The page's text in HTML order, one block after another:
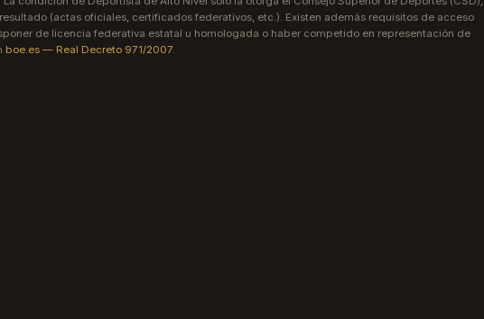
(actas oficiales, certificados federativos, etc.). Existen además requisitos de acceso
de licencia federativa estatal u homologada o haber competido en representación de
boe.es — Real Decreto 971/2007.